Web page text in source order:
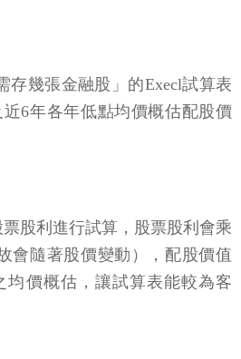
存幾張金融股」的Execl試算表
近6年各年低點均價概估配股價
股利進行試算，股票股利會乘
會隨著股價變動），配股價值
均價概估，讓試算表能較為客